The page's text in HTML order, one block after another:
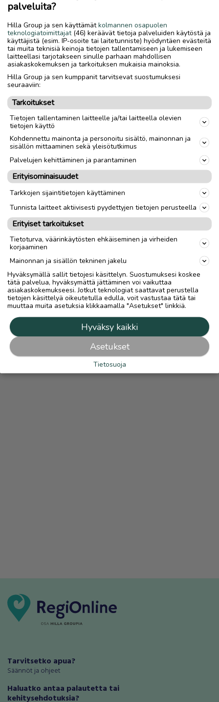
Myydään
Myydään jääkaapin talvisuojat,
- vetolaatikon väliseinä, -ovihylly. Pyörien suojapeite
(käyttämätön)
Hinnat ja mitat kuvissa.
Nouto Kokkola
Toimitus Nouto
link
Ilmoittaja:T.H
Katso ilmoittajan kaikki ilmoitukset(1)
OTA YHTEYTTÄ ILMOITTAJAAN
Tarvitsetko apua?
Säännöt ja ohjeet
Haluatko antaa palautetta tai
kehitysehdotuksia?
palveluita?
Hilla Group ja sen käyttämätkolmannen osapuolen
teknologiatoimittajat(46) keräävät tietoja palveluiden käytöstä ja
käyttäjistä (esim. IP-osoite tai laitetunniste) hyödyntäen evästeitä
tai muita teknisiä keinoja tietojen tallentamiseen ja lukemiseen
laitteellasi tarjotakseen sinulle parhaan mahdollisen
asiakaskokemuksen ja tarkoituksen mukaisia mainoksia.
Hilla Group ja sen kumppanit tarvitsevat suostumuksesi
seuraaviin:
Tarkoitukset
Tietojen tallentaminen laitteelle ja/tai laitteella olevien
tietojen käyttö
Kohdennettu mainonta ja personoitu sisältö, mainonnan ja
sisällön mittaaminen sekä yleisötutkimus
Palvelujen kehittäminen ja parantaminen
Erityisominaisuudet
Tarkkojen sijaintitietojen käyttäminen
Tunnista laitteet aktiivisesti pyydettyjen tietojen perusteella
Erityiset tarkoitukset
Tietoturva, väärinkäytösten ehkäiseminen ja virheiden
korjaaminen
Mainonnan ja sisällön tekninen jakelu
Hyväksymällä sallit tietojesi käsittelyn. Suostumuksesi koskee
tätä palvelua, hyväksymättä jättäminen voi vaikuttaa
asiakaskokemukseesi. Jotkut teknologiat saattavat perustella
tietojen käsittelyä oikeutetulla edulla, voit vastustaa tätä tai
muuttaa muita asetuksia klikkaamalla "Asetukset" linkkiä.
Hyväksy kaikki
Asetukset
Tietosuoja